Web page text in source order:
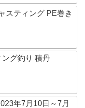
スティング PE巻き
グ釣り 積丹
年7月10日～7月